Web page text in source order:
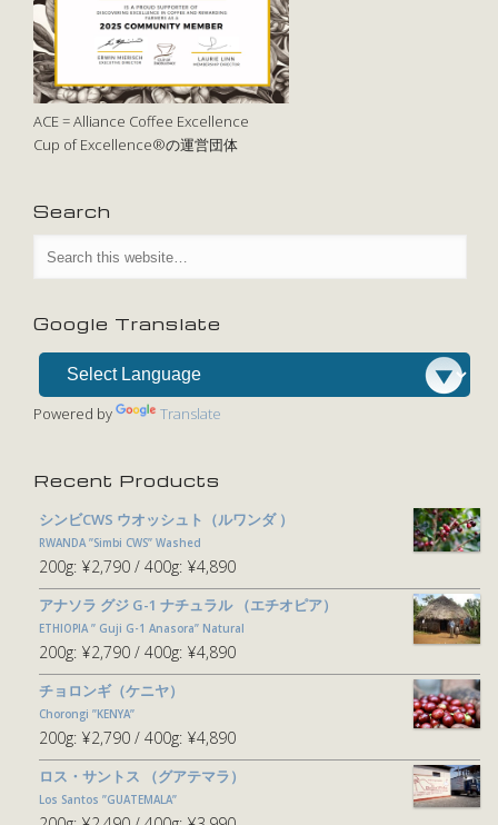
ACE = Alliance Coffee Excellence
Cup of Excellence®の運営団体
Search
Google Translate
Powered by Translate
Recent Products
シンビCWS ウオッシュト（ルワンダ ）
RWANDA ”Simbi CWS” Washed
200g: ¥2,790 400g: ¥4,890
アナソラ グジ G-1 ナチュラル （エチオピア）
ETHIOPIA ” Guji G-1 Anasora” Natural
200g: ¥2,790 400g: ¥4,890
チョロンギ（ケニヤ）
Chorongi ”KENYA”
200g: ¥2,790 400g: ¥4,890
ロス・サントス （グアテマラ）
Los Santos ”GUATEMALA”